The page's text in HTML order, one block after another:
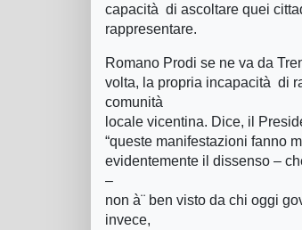
capacità di ascoltare quei
rappresentare.
Romano Prodi se ne va da
volta, la propria incapacità di
comunità
locale vicentina. Dice, il
“queste manifestazioni fanno
evidentemente il dissenso –
–
non à¨ ben visto da chi oggi
invece,